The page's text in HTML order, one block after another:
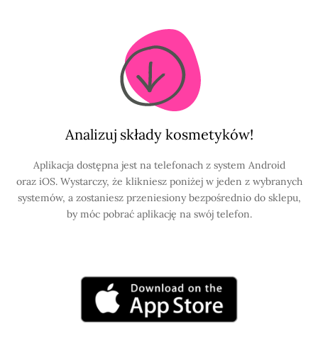
Analizuj składy kosmetyków!
Aplikacja dostępna jest na telefonach z system Android
oraz iOS. Wystarczy, że klikniesz poniżej w jeden z wybranych
systemów, a zostaniesz przeniesiony bezpośrednio do sklepu,
by móc pobrać aplikację na swój telefon.